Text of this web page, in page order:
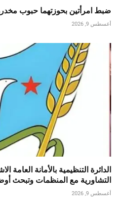
ضبط امرأتين بحوزتهما حبوب
أغسطس 9, 2026
الدائرة التنظيمية بالأمانة العامة
التشاورية مع المنظمات وتبحث
أغسطس 9, 2026